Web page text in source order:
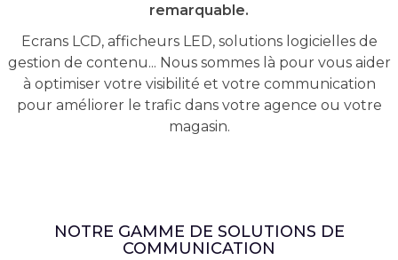
remarquable.
Ecrans LCD, afficheurs LED, solutions logicielles de
gestion de contenu... Nous sommes là pour vous aider
à optimiser votre visibilité et votre communication
pour améliorer le trafic dans votre agence ou votre
magasin.
NOTRE GAMME DE SOLUTIONS DE
COMMUNICATION